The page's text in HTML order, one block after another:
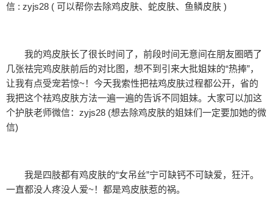
信 : zyjs28 ( 可以帮你去除鸡皮肤、蛇皮肤、鱼鳞皮肤 )
我的鸡皮肤长了很长时间了，前段时间无意间在朋友圈晒了
几张祛完鸡皮肤前后的对比图，想不到引来大批姐妹的“热捧”，
让我有点受宠若惊~！今天我索性把祛鸡皮肤过程都公开，省的
我把这个祛鸡皮肤方法一遍一遍的告诉不同姐妹。大家可以加这
个护肤老师微信：zyjs28 (想去除鸡皮肤的姐妹们一定要加她的微
信)
我是四肢都有鸡皮肤的“女吊丝”宁可缺钙不可缺爱，狂汗。
一直都没人疼没人爱~！都是鸡皮肤惹的祸。